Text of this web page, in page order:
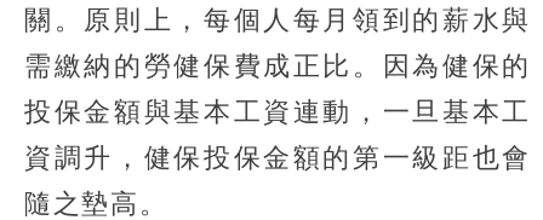
關。原則上，每個人每月領到的薪水與
需繳納的勞健保費成正比。因為健保的
投保金額與基本工資連動，一旦基本工
資調升，健保投保金額的第一級距也會
隨之墊高。